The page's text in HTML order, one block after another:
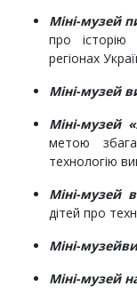
Міні-музей
про історію
регіонах
Міні-музей
Міні-музей
метою
технологію
Міні-музей
дітей про
Міні-музей
Міні-музей